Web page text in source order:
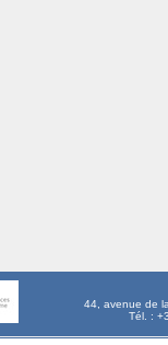
44, avenue de
Tél. :